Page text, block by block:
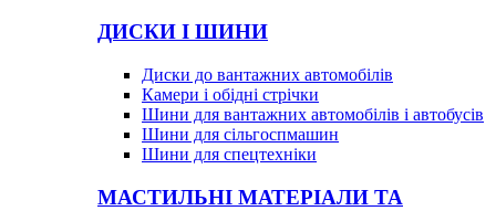
ДИСКИ І ШИНИ
Диски до вантажних автомобілів
Камери і обідні стрічки
Шини для вантажних автомобілів і автобусів
Шини для сільгоспмашин
Шини для спецтехніки
МАСТИЛЬНІ МАТЕРІАЛИ ТА